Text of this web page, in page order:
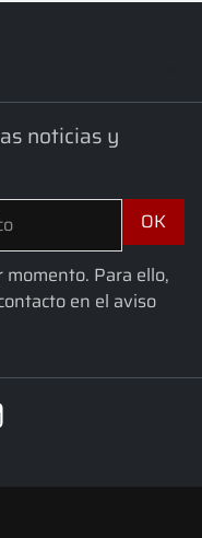
noticias y
Para ello,
en el aviso